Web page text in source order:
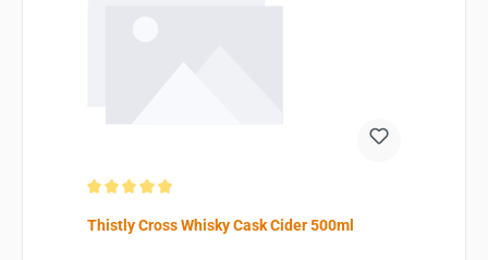
Thistly Cross Whisky Cask Cider 500ml